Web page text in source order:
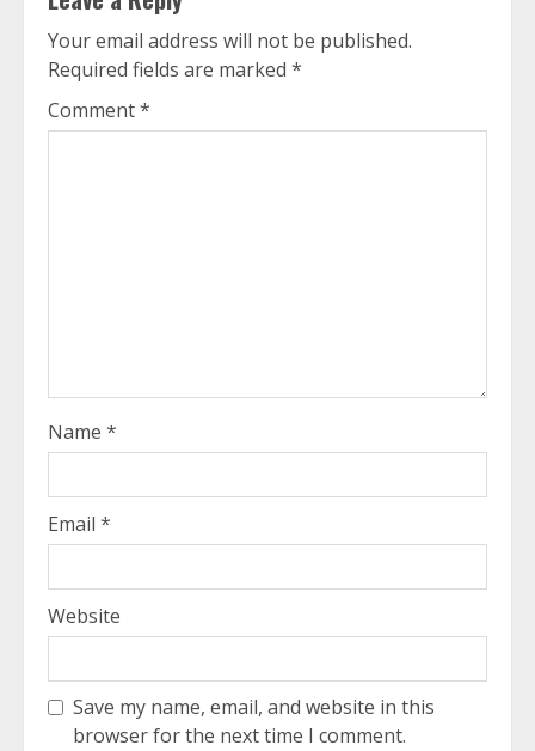
Your email address will not be published.
Required fields are marked *
Comment*
Name *
Email *
Website
Save my name, email, and website in this
browser for the next time I comment.